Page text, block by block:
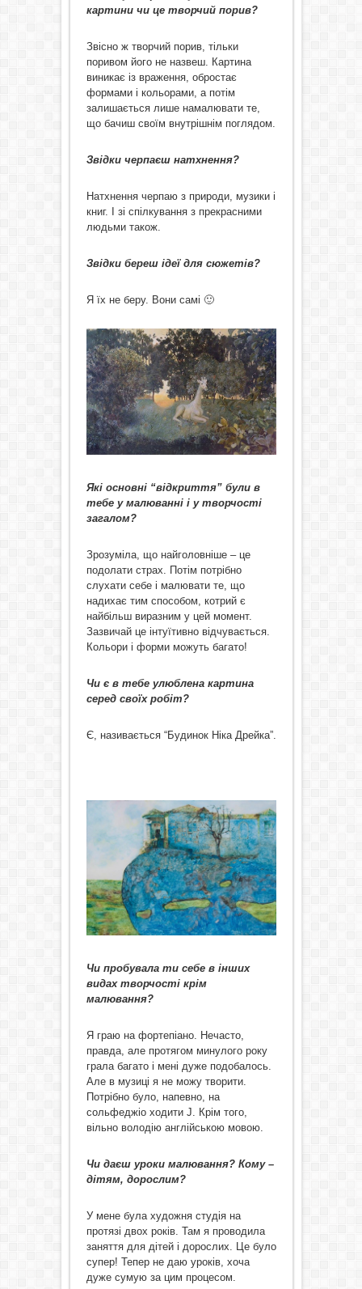
картини чи це творчий порив?
Звісно ж творчий порив, тільки
поривом його не назвеш. Картина
виникає із враження, обростає
формами і кольорами, а потім
залишається лише намалювати те,
що бачиш своїм внутрішнім поглядом.
Звідки черпаєш натхнення?
Натхнення черпаю з природи, музики і
книг. І зі спілкування з прекрасними
людьми також.
Звідки береш ідеї для сюжетів?
Я їх не беру. Вони самі 🙂
Які основні “відкриття” були в
тебе у малюванні і у творчості
загалом?
Зрозуміла, що найголовніше – це
подолати страх. Потім потрібно
слухати себе і малювати те, що
надихає тим способом, котрий є
найбільш виразним у цей момент.
Зазвичай це інтуїтивно відчувається.
Кольори і форми можуть багато!
Чи є в тебе улюблена картина
серед своїх робіт?
Є, називається “Будинок Ніка Дрейка”.
Чи пробувала ти себе в інших
видах творчості крім
малювання?
Я граю на фортепіано. Нечасто,
правда, але протягом минулого року
грала багато і мені дуже подобалось.
Але в музиці я не можу творити.
Потрібно було, напевно, на
сольфеджіо ходити J. Крім того,
вільно володію англійською мовою.
Чи даєш уроки малювання? Кому –
дітям, дорослим?
У мене була художня студія на
протязі двох років. Там я проводила
заняття для дітей і дорослих. Це було
супер! Тепер не даю уроків, хоча
дуже сумую за цим процесом.